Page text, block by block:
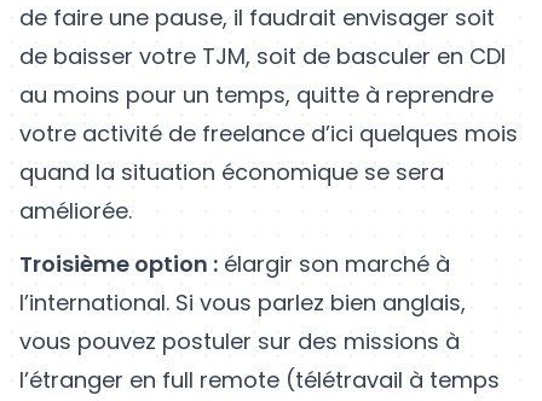
de faire une pause, il faudrait envisager soit
de baisser votre TJM, soit de basculer en CDI
au moins pour un temps, quitte à reprendre
votre activité de freelance d’ici quelques mois
quand la situation économique se sera
améliorée.
Troisième option : élargir son marché à
l’international. Si vous parlez bien anglais,
vous pouvez postuler sur des missions à
l’étranger en full remote (télétravail à temps